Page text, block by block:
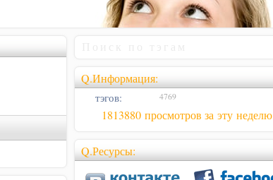
Q.Информация:
тэгов: 4769
1813880 просмотров за эту неделю
Q.Ресурсы: